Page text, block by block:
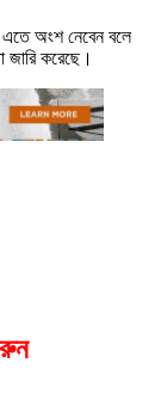
এতে অংশ নেবেন বলে
করেছে।